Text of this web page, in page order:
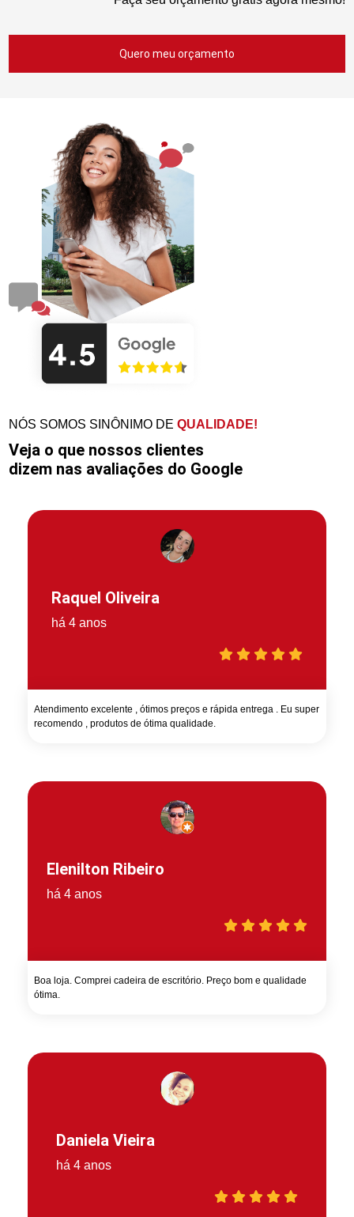
Quero meu orçamento
NÓS SOMOS SINÔNIMO DEQUALIDADE!
Veja o que nossos clientes
dizem nas avaliações do Google
Raquel Oliveira
há 4 anos
Atendimento excelente , ótimos preços e rápida entrega . Eu super
recomendo , produtos de ótima qualidade.
Elenilton Ribeiro
há 4 anos
Boa loja. Comprei cadeira de escritório. Preço bom e qualidade
ótima.
Daniela Vieira
há 4 anos